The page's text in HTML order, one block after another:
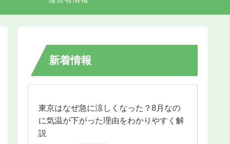
新着情報
東京はなぜ急に涼しくなった？8月なの
に気温が下がった理由をわかりやすく解
説